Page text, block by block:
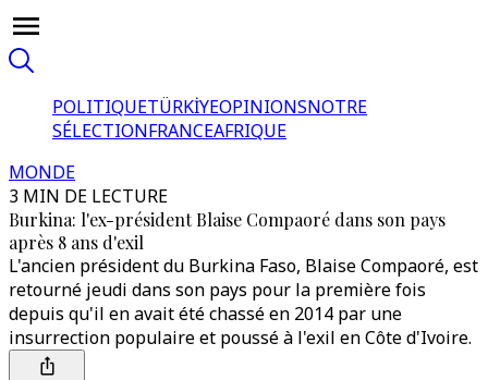
POLITIQUETÜRKİYEOPINIONSNOTRE
SÉLECTIONFRANCEAFRIQUE
MONDE
3 MIN DE LECTURE
Burkina: l'ex-président Blaise Compaoré dans son pays
après 8 ans d'exil
L'ancien président du Burkina Faso, Blaise Compaoré, est
retourné jeudi dans son pays pour la première fois
depuis qu'il en avait été chassé en 2014 par une
insurrection populaire et poussé à l'exil en Côte d'Ivoire.